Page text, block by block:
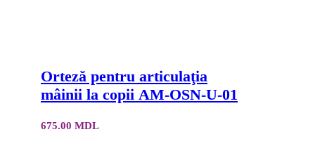
Orteză pentru articulaţia
mâinii la copii AM-OSN-U-01
675.00 MDL